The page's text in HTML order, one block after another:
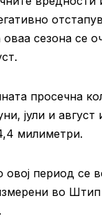
сезона се
просечна
јули и август
милиметри.
овој период се
во